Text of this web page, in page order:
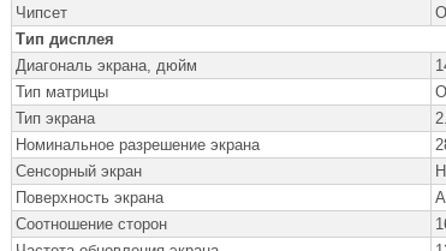
Чипсет
Тип дисплея
Диагональ экрана, дюйм
Тип матрицы
Тип экрана
Номинальное разрешение экрана
Сенсорный экран
Поверхность экрана
Соотношение сторон